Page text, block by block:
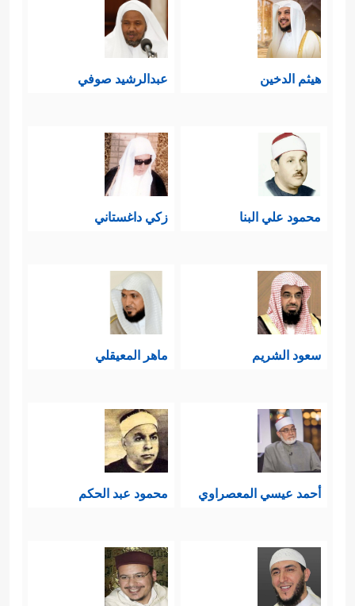
هيثم الدخين عبدالرشيد صوفي
محمود علي البنا زكي داغستاني
سعود الشريم ماهر المعيقلي
أحمد عيسي المعصراوي محمود عبد الحكم